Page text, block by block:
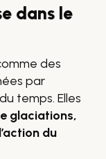
dans le
des
par
temps. Elles
glaciations,
du